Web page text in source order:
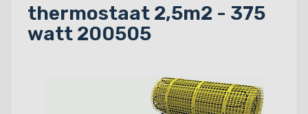
thermostaat 2,5m2 - 375
watt 200505